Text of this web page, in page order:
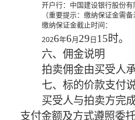
开户行：中国建设银行股份
（重要提示：缴纳保证金需
缴纳保证金截止时间：
2026年6月 29 日 15时。
六、佣金说明
拍卖佣金由买受人
七、标的价款支付
买受人与拍卖方完
支付金额及方式遵照委